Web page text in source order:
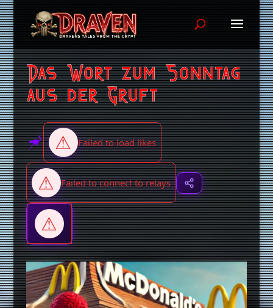
Das Wort zum Sonntag
aus der Gruft